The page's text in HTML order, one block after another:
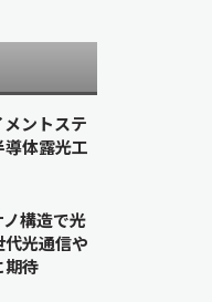
ントステ
体露光工
構造で光
光通信や
期待